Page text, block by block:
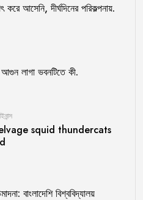
করে আসেনি, দীর্ঘদিনের পরিকল্পনায়.
লাগা ভবনটিতে কী.
squid thundercats
বাংলাদেশি বিশ্ববিদ্যালয়